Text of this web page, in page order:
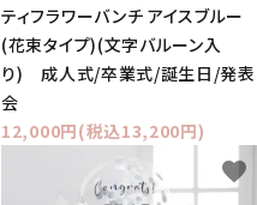
ティフラワーバンチ アイスブルー
(花束タイプ)(文字バルーン入
り) 成人式/卒業式/誕生日/発表
会
12,000円(税込13,200円)
favorite